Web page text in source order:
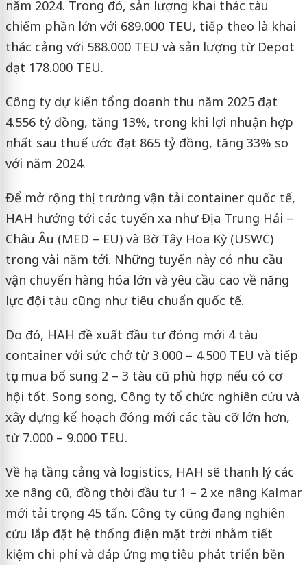
năm 2024. Trong đó, sản lượng khai thác tàu
chiếm phần lớn với 689.000 TEU, tiếp theo là khai
thác cảng với 588.000 TEU và sản lượng từ Depot
đạt 178.000 TEU.
Công ty dự kiến tổng doanh thu năm 2025 đạt
4.556 tỷ đồng, tăng 13%, trong khi lợi nhuận hợp
nhất sau thuế ước đạt 865 tỷ đồng, tăng 33% so
với năm 2024.
Để mở rộng thị trường vận tải container quốc tế,
HAH hướng tới các tuyến xa như Địa Trung Hải –
Châu Âu (MED – EU) và Bờ Tây Hoa Kỳ (USWC)
trong vài năm tới. Những tuyến này có nhu cầu
vận chuyển hàng hóa lớn và yêu cầu cao về năng
lực đội tàu cũng như tiêu chuẩn quốc tế.
Do đó, HAH đề xuất đầu tư đóng mới 4 tàu
container với sức chở từ 3.000 – 4.500 TEU và tiếp
tục mua bổ sung 2 – 3 tàu cũ phù hợp nếu có cơ
hội tốt. Song song, Công ty tổ chức nghiên cứu và
xây dựng kế hoạch đóng mới các tàu cỡ lớn hơn,
từ 7.000 – 9.000 TEU.
Về hạ tầng cảng và logistics, HAH sẽ thanh lý các
xe nâng cũ, đồng thời đầu tư 1 – 2 xe nâng Kalmar
mới tải trọng 45 tấn. Công ty cũng đang nghiên
cứu lắp đặt hệ thống điện mặt trời nhằm tiết
kiệm chi phí và đáp ứng mục tiêu phát triển bền